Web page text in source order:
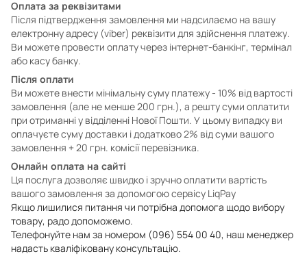
Оплата за реквізитами
Після підтвердження замовлення ми надсилаємо на вашу
електронну адресу (viber) реквізити для здійснення платежу.
Ви можете провести оплату через інтернет-банкінг, термінал
або касу банку.
Після оплати
Ви можете внести мінімальну суму платежу - 10% від вартості
замовлення (але не менше 200 грн.), а решту суми оплатити
при отриманні у відділенні Нової Пошти. У цьому випадку ви
оплачуєте суму доставки і додатково 2% від суми вашого
замовлення + 20 грн. комісії перевізника.
Онлайн оплата на сайті
Ця послуга дозволяє швидко і зручно оплатити вартість
вашого замовлення за допомогою сервісу LiqPay
Якщо лишилися питання чи потрібна допомога щодо вибору
товару, радо допоможемо.
Телефонуйте нам за номером (096) 554 00 40, наш менеджер
надасть кваліфіковану консультацію.